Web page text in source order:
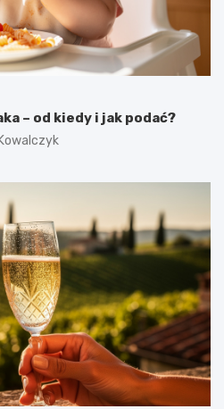
– od kiedy i jak podać?